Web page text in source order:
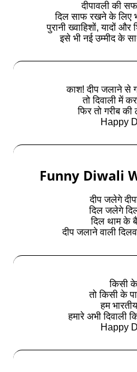
दीपावली की
दिल साफ रखने के लिए
पुरानी ख्वाहिशों, यादों
इसे भी नई उम्मीद के
काश! दीप जलाने से
तो दिवाली में
फिर तो गरीब की
Happy
Funny Diwali
दीप जलेगे
दिल जलेगे
दिल थाम के
दीप जलाने वाली
किसी
तो किसी के
हम
हमारे अभी दिवाली
Happy